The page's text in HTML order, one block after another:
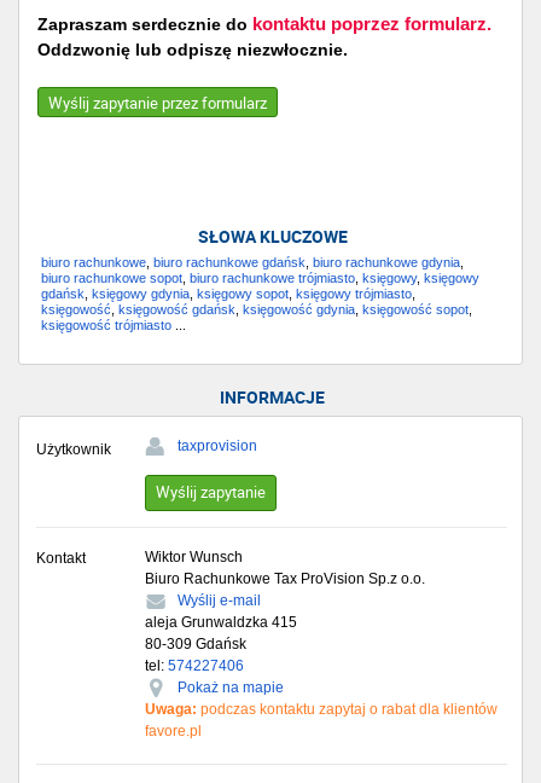
Zapraszam serdecznie do kontaktu poprzez formularz.
Oddzwonię lub odpiszę niezwłocznie.
Wyślij zapytanie przez formularz
SŁOWA KLUCZOWE
biuro rachunkowe biuro rachunkowe gdańsk biuro rachunkowe gdynia
biuro rachunkowe sopot biuro rachunkowe trójmiasto księgowy, księgowy
gdańsk księgowy gdynia księgowy sopot księgowy trójmiasto
księgowość księgowość gdańsk księgowość gdynia księgowość sopot
księgowość trójmiasto
INFORMACJE
Użytkownik taxprovision
Wyślij zapytanie
Kontakt
Wiktor Wunsch
Biuro Rachunkowe Tax ProVision Sp.z o.o.
Wyślij e-mail
aleja Grunwaldzka 415
80-309 Gdańsk
tel: 574227406
Pokaż na mapie
Uwaga: podczas kontaktu zapytaj o rabat dla klientów
favore.pl